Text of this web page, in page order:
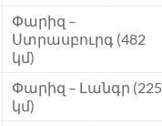
Փարիզ –
Ստրասբուրգ (482
կմ)
Փարիզ – Լանգր (225
կմ)